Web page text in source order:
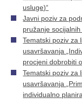
usluge)“
Javni poziv za
pružanje
Tematski poziv za
usavršavanja
procjeni dobrobiti
Tematski poziv za
usavršavanja
individualno